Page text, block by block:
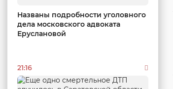
Названы подробности уголовного
дела московского адвоката
Еруслановой
21:16